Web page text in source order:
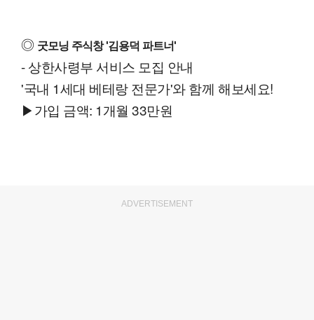
◎ 굿모닝 주식창 '김용덕 파트너'
- 상한사령부 서비스 모집 안내
'국내 1세대 베테랑 전문가'와 함께 해보세요!
▶가입 금액: 1개월 33만원
ADVERTISEMENT